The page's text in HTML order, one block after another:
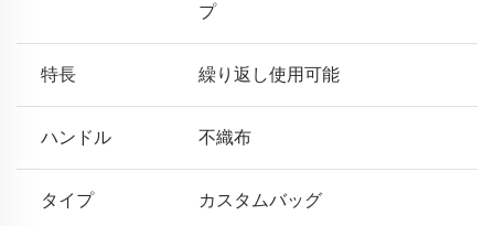
プ
特長 繰り返し使用可能
ハンドル 不織布
タイプ カスタムバッグ